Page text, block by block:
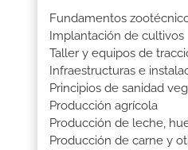
Fundamentos
Implantación de cultivos
Taller y equipos de
Infraestructuras e
Principios de sanidad
Producción agrícola
Producción de leche,
Producción de carne y